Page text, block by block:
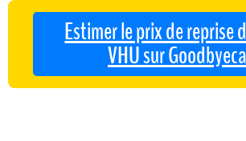
Estimer le prix de reprise
VHU sur